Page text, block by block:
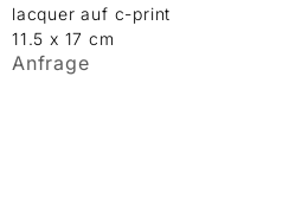
lacquer auf c-print
11.5 x 17 cm
Anfrage